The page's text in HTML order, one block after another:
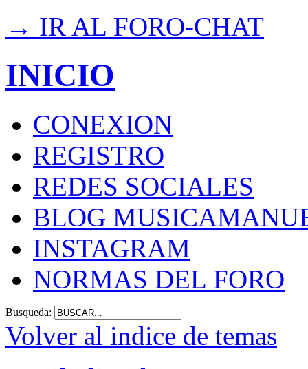
→ IR AL FORO-CHAT
INICIO
CONEXION
REGISTRO
REDES SOCIALES
BLOG
INSTAGRAM
NORMAS DEL FORO
Busqueda:
Volver al indice de temas